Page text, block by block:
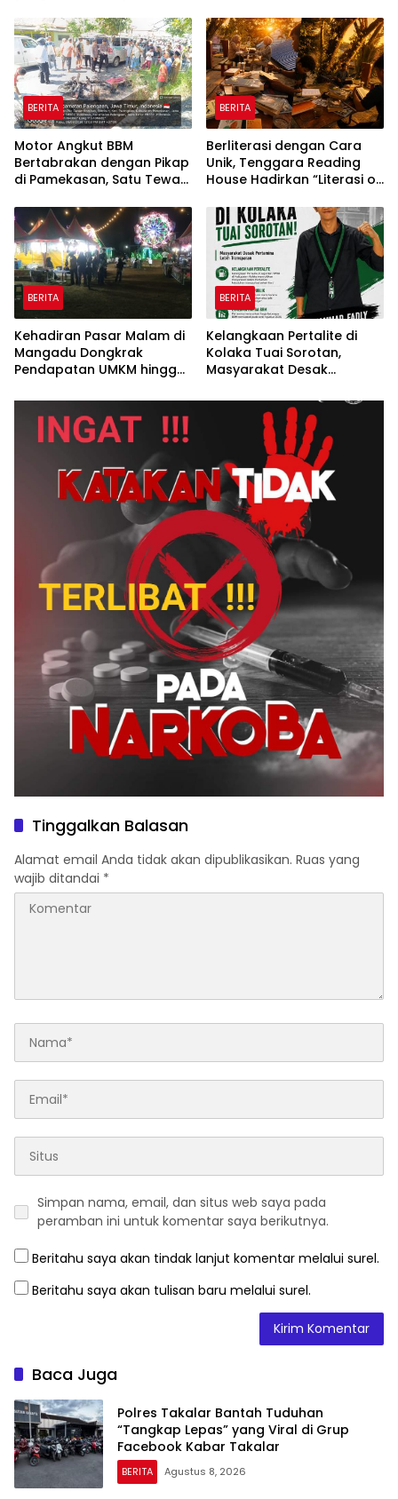
BERITA
Motor Angkut BBM
Bertabrakan dengan Pikap
di Pamekasan, Satu Tewas
BERITA
Berliterasi dengan Cara
Unik, Tenggara Reading
House Hadirkan “Literasi on
Atas Atap Sembari
Menikmati Senja
BERITA
Kehadiran Pasar Malam di
Mangadu Dongkrak
Pendapatan UMKM hingga
BERITA
Kelangkaan Pertalite di
Kolaka Tuai Sorotan,
Masyarakat Desak
Transparan*
Tinggalkan Balasan
Alamat email Anda tidak akan dipublikasikan. Ruas yang
wajib ditandai *
Simpan nama, email, dan situs web saya pada
peramban ini untuk komentar saya berikutnya.
Beritahu saya akan tindak lanjut komentar melalui surel.
Beritahu saya akan tulisan baru melalui surel.
Baca Juga
Polres Takalar Bantah Tuduhan
“Tangkap Lepas” yang Viral di Grup
Facebook Kabar Takalar
BERITA Agustus 8, 2026